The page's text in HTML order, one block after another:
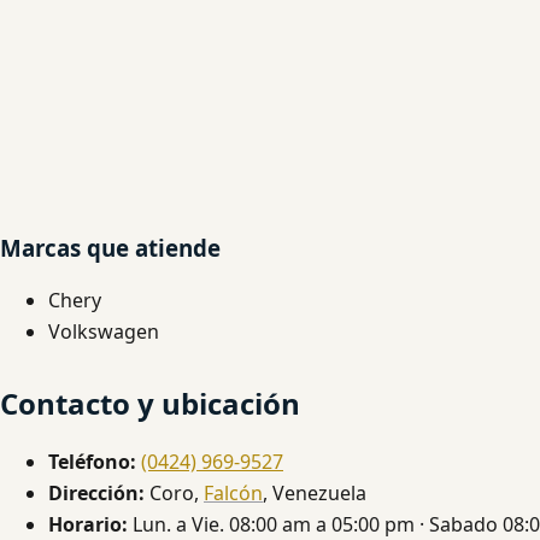
Marcas que atiende
Chery
Volkswagen
Contacto y ubicación
Teléfono: (0424) 969-9527
Dirección: Coro, Falcón, Venezuela
Horario: Lun. a Vie. 08:00 am a 05:00 pm · Sabado